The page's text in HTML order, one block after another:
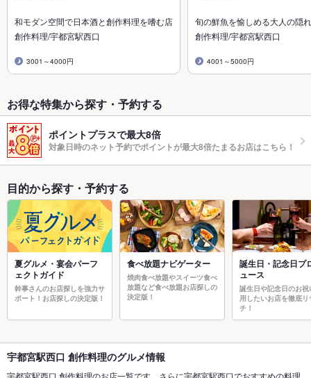
和モダン空間で日本酒と創作料理を嗜む店
創作料理/宇都宮駅西口
3001～4000円
旬の鮮魚を愉しめる大人の隠
創作料理/宇都宮駅西口
4001～5000円
お得な特集から探す・予約する
ポイントプラスで最大8倍
対象日時のネット予約でポイントが最大8倍たまるお店はこちら！
目的から探す・予約する
夏グルメ・宴会パーフ
ェクトガイド
幹事さんのお店探しを強力サ
ポート！お店探しの決定版！
食べ放題ナビゲーター
焼肉食べ放題やスイーツ食べ
放題など食べ放題お店探しの
決定版！
誕生日・記念日プ
ュース
誕生日や記念日のお祝
用したいお店を徹底リ
チ！
宇都宮駅西口 創作料理のグルメ情報
宇都宮駅西口 創作料理のお店一覧です。さらに宇都宮駅西口でおすすめの料理